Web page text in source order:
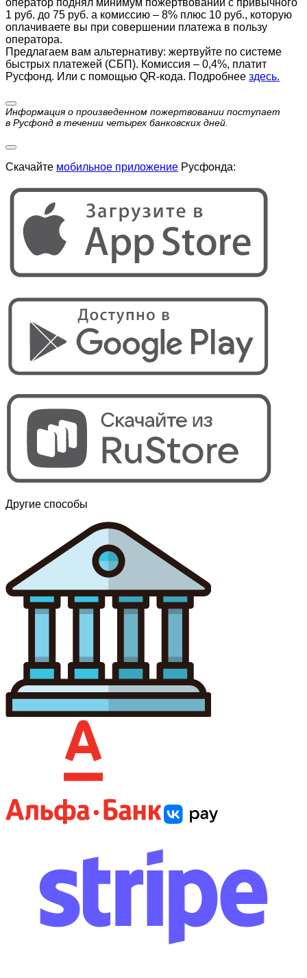
оператор поднял минимум пожертвований с привычного
1 руб. до 75 руб. а комиссию – 8% плюс 10 руб., которую
оплачиваете вы при совершении платежа в пользу
оператора.
Предлагаем вам альтернативу: жертвуйте по cистеме
быстрых платежей (СБП). Комиссия – 0,4%, платит
Русфонд. Или с помощью QR-кода. Подробнее здесь.
Информация о произведенном пожертвовании поступает
в Русфонд в течении четырех банковских дней.
Скачайте мобильное приложение Русфонда:
Другие способы